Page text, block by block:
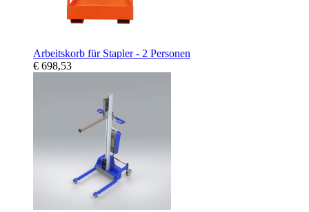
Arbeitskorb für Stapler - 2 Personen
€ 698,53